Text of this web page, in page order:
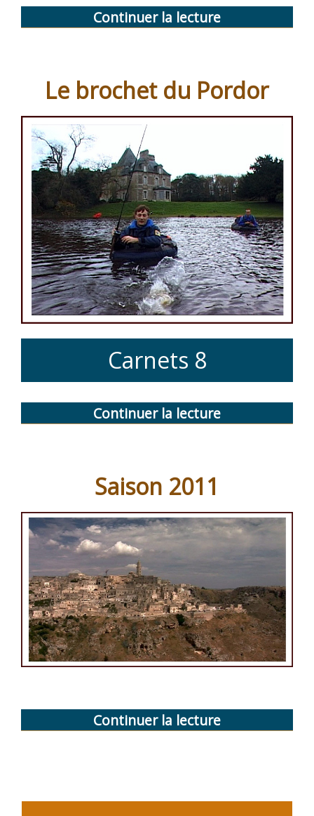
Continuer la lecture
congre
en
Le brochet du Pordor
Carnets 8
Continuer la lecture
Saison 2011
Continuer la lecture